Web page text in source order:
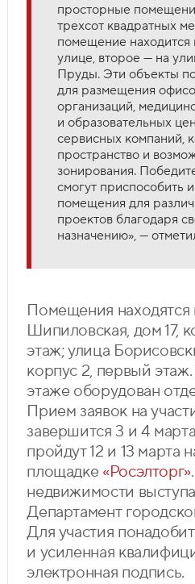
просторные
трехсот квадратных
помещение
улице, второе — на
Пруды. Эти объекты
для размещения
организаций,
и образовательных
сервисных компаний,
пространство и
зонирования.
смогут приспособить
помещения для
проектов благодаря
назначению», —
Помещения находятся
Шипиловская, дом 17,
этаж; улица
корпус 2, первый
этаже оборудован
Прием заявок на
завершится 3 и 4
пройдут 12 и 13 марта
площадке «Росэлторг»
недвижимости
Департамент
Для участия
и усиленная
электронная подпись.